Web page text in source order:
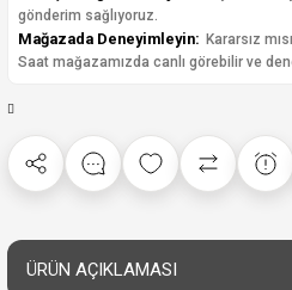
gönderim sağlıyoruz.
Mağazada Deneyimleyin: Kararsız
Saat mağazamızda canlı görebilir ve
ÜRÜN AÇIKLAMASI